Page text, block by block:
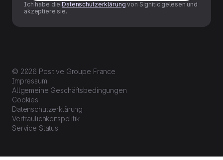
Ich habe dieDatenschutzerklärung von Signitic gelesen und
akzeptiere sie.
© 2026 Positive Groupe France
Impressum
Allgemeine Geschäftsbedingungen
Cookies
Datenschutzerklärung
Vertraulichkeitspolitik
Service Status